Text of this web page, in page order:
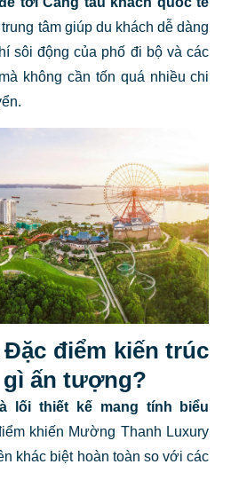
tâm giúp du khách dễ dàng
sôi động của phố đi bộ và các
không cần tốn quá nhiều chi
Đặc điểm kiến trúc
gì ấn tượng?
lối thiết kế mang tính biểu
khiến Mường Thanh Luxury
khác biệt hoàn toàn so với các